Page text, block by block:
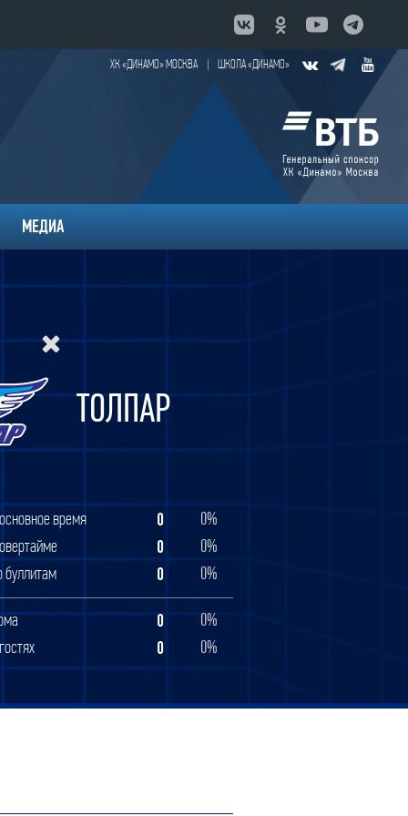
ХК «ДИНАМО» МОСКВА ШКОЛА «ДИНАМО»
МЕДИА
ТОЛПАР
время 0
0%
0
0%
буллитам
0 0%
0
0%
0 0%